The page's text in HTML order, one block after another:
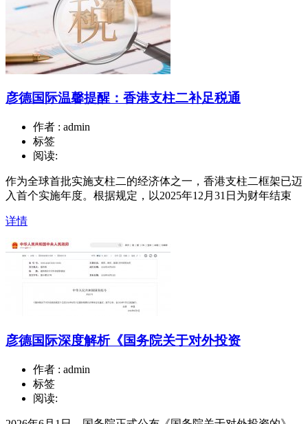
彦德国际温馨提醒：香港支柱二补足税通
作者 : admin
标签
阅读:
作为全球首批实施支柱二的经济体之一，香港支柱二框架已迈
入首个实施年度。根据规定，以2025年12月31日为财年结束
详情
彦德国际深度解析《国务院关于对外投资
作者 : admin
标签
阅读: